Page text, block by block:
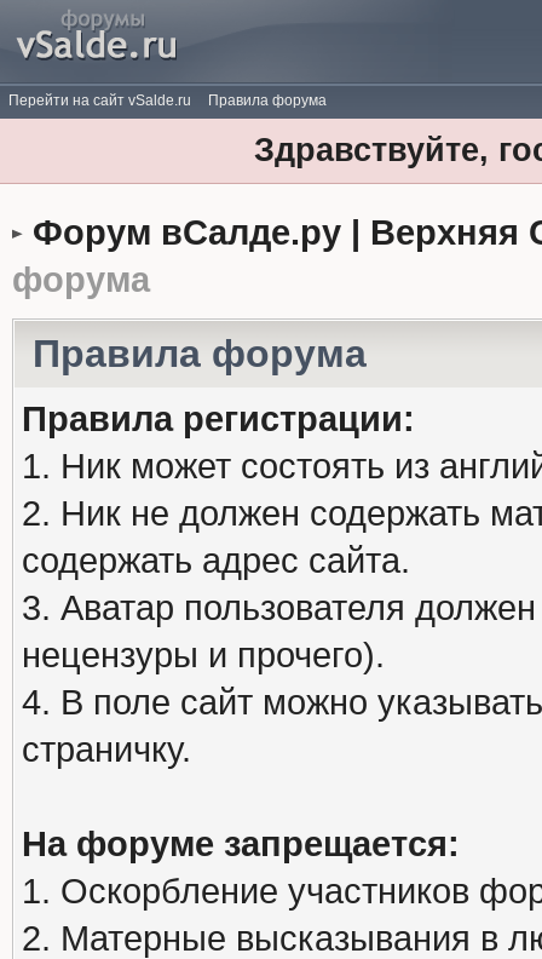
Перейти на сайт vSalde.ru Правила форума
Здравствуйте,
Форум вСалде.ру | Верхняя
форума
Правила форума
Правила регистрации:
1. Ник может состоять из
2. Ник не должен содержать
содержать адрес сайта.
3. Аватар пользователя
нецензуры и прочего).
4. В поле сайт можно
страничку.
На форуме запрещается:
1. Оскорбление участников
2. Матерные высказывания в